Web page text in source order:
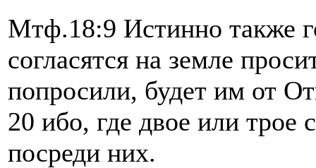
Мтф.18:9 Истинно также
согласятся на земле
попросили, будет им от
20 ибо, где двое или
посреди них.